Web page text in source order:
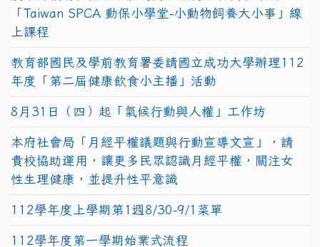
「Taiwan SPCA 動保小學堂-小動物飼養大小事」線
上課程
教育部國民及學前教育署委請國立成功大學辦理112
年度「第二屆健康飲食小主播」活動
8月31日（四）起「氣候行動與人權」工作坊
本府社會局「月經平權議題與行動宣導文宣」，請
貴校協助運用，讓更多民眾認識月經平權，關注女
性生理健康，並提升性平意識
112學年度上學期第1週8/30-9/1菜單
112學年度第一學期始業式流程